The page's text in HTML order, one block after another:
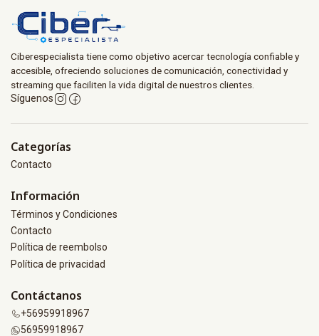
Ciberespecialista tiene como objetivo acercar tecnología confiable y
accesible, ofreciendo soluciones de comunicación, conectividad y
streaming que faciliten la vida digital de nuestros clientes.
Síguenos
Categorías
Contacto
Información
Términos y Condiciones
Contacto
Política de reembolso
Política de privacidad
Contáctanos
+56959918967
56959918967